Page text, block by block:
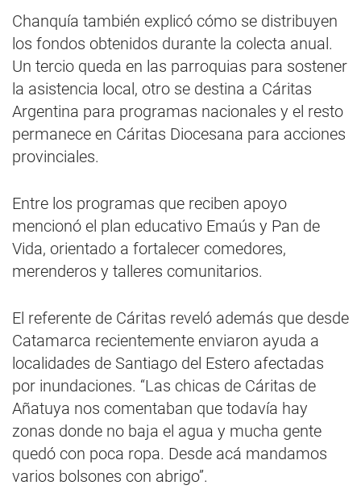
Chanquía también explicó cómo se distribuyen
los fondos obtenidos durante la colecta anual.
Un tercio queda en las parroquias para sostener
la asistencia local, otro se destina a Cáritas
Argentina para programas nacionales y el resto
permanece en Cáritas Diocesana para acciones
provinciales.
Entre los programas que reciben apoyo
mencionó el plan educativo Emaús y Pan de
Vida, orientado a fortalecer comedores,
merenderos y talleres comunitarios.
El referente de Cáritas reveló además que desde
Catamarca recientemente enviaron ayuda a
localidades de Santiago del Estero afectadas
por inundaciones. “Las chicas de Cáritas de
Añatuya nos comentaban que todavía hay
zonas donde no baja el agua y mucha gente
quedó con poca ropa. Desde acá mandamos
varios bolsones con abrigo”.